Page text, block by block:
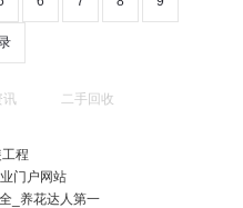
讯 二手回收
程
门户网站
_养花达人第一